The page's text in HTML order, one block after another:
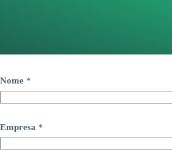
Nome *
Empresa *